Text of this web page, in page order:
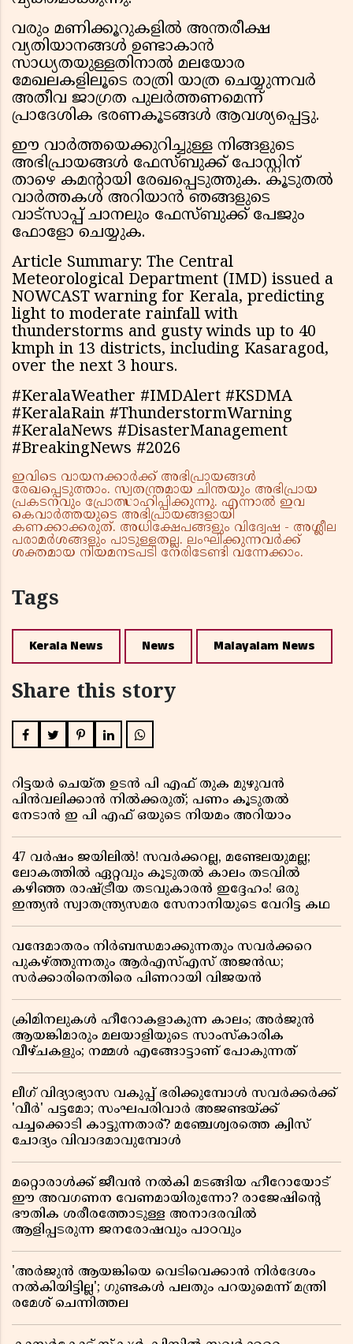
വരും മണിക്കൂറുകളിൽ അന്തരീക്ഷ
വ്യതിയാനങ്ങൾ ഉണ്ടാകാൻ
സാധ്യതയുള്ളതിനാൽ മലയോര
മേഖലകളിലൂടെ രാത്രി യാത്ര ചെയ്യുന്നവർ
അതീവ ജാഗ്രത പുലർത്തണമെന്ന്
പ്രാദേശിക ഭരണകൂടങ്ങൾ ആവശ്യപ്പെട്ടു.
ഈ വാർത്തയെക്കുറിച്ചുള്ള നിങ്ങളുടെ
അഭിപ്രായങ്ങൾ ഫേസ്ബുക്ക് പോസ്റ്റിന്
താഴെ കമൻ്റായി രേഖപ്പെടുത്തുക. കൂടുതൽ
വാർത്തകൾ അറിയാൻ ഞങ്ങളുടെ
വാട്സാപ്പ് ചാനലും ഫേസ്ബുക്ക് പേജും
ഫോളോ ചെയ്യുക.
Article Summary: The Central
Meteorological Department (IMD) issued a
NOWCAST warning for Kerala, predicting
light to moderate rainfall with
thunderstorms and gusty winds up to 40
kmph in 13 districts, including Kasaragod,
over the next 3 hours.
#KeralaWeather #IMDAlert #KSDMA
#KeralaRain #ThunderstormWarning
#KeralaNews #DisasterManagement
#BreakingNews #2026
ഇവിടെ വായനക്കാർക്ക് അഭിപ്രായങ്ങൾ
രേഖപ്പെടുത്താം. സ്വതന്ത്രമായ ചിന്തയും അഭിപ്രായ
പ്രകടനവും പ്രോത്സാഹിപ്പിക്കുന്നു. എന്നാൽ ഇവ
കെവാർത്തയുടെ അഭിപ്രായങ്ങളായി
കണക്കാക്കരുത്. അധിക്ഷേപങ്ങളും വിദ്വേഷ - അശ്ലീല
പരാമർശങ്ങളും പാടുള്ളതല്ല. ലംഘിക്കുന്നവർക്ക്
ശക്തമായ നിയമനടപടി നേരിടേണ്ടി വന്നേക്കാം.
Tags
Kerala News News Malayalam News
Share this story
റിട്ടയർ ചെയ്ത ഉടൻ പി എഫ് തുക മുഴുവൻ
പിൻവലിക്കാൻ നിൽക്കരുത്; പണം കൂടുതൽ
നേടാൻ ഇ പി എഫ് ഒയുടെ നിയമം അറിയാം
47 വർഷം ജയിലിൽ! സവർക്കറല്ല, മണ്ടേലയുമല്ല;
ലോകത്തിൽ ഏറ്റവും കൂടുതൽ കാലം തടവിൽ
കഴിഞ്ഞ രാഷ്ട്രീയ തടവുകാരൻ ഇദ്ദേഹം! ഒരു
ഇന്ത്യൻ സ്വാതന്ത്ര്യസമര സേനാനിയുടെ വേറിട്ട കഥ
വന്ദേമാതരം നിർബന്ധമാക്കുന്നതും സവർക്കറെ
പുകഴ്ത്തുന്നതും ആർഎസ്എസ് അജൻഡ;
സർക്കാരിനെതിരെ പിണറായി വിജയൻ
ക്രിമിനലുകൾ ഹീറോകളാകുന്ന കാലം; അർജുൻ
ആയങ്കിമാരും മലയാളിയുടെ സാംസ്കാരിക
വീഴ്ചകളും; നമ്മൾ എങ്ങോട്ടാണ് പോകുന്നത്
ലീഗ് വിദ്യാഭ്യാസ വകുപ്പ് ഭരിക്കുമ്പോൾ സവർക്കർക്ക്
'വീർ' പട്ടമോ; സംഘപരിവാർ അജണ്ടയ്ക്ക്
പച്ചക്കൊടി കാട്ടുന്നതാര്? മഞ്ചേശ്വരത്തെ ക്വിസ്
ചോദ്യം വിവാദമാവുമ്പോൾ
മറ്റൊരാൾക്ക് ജീവൻ നൽകി മടങ്ങിയ ഹീറോയോട്
ഈ അവഗണന വേണമായിരുന്നോ? രാജേഷിൻ്റെ
ഭൗതിക ശരീരത്തോടുള്ള അനാദരവിൽ
ആളിപ്പടരുന്ന ജനരോഷവും പാഠവും
'അർജുൻ ആയങ്കിയെ വെടിവെക്കാൻ നിർദേശം
നൽകിയിട്ടില്ല'; ഗുണ്ടകൾ പലതും പറയുമെന്ന് മന്ത്രി
രമേശ് ചെന്നിത്തല